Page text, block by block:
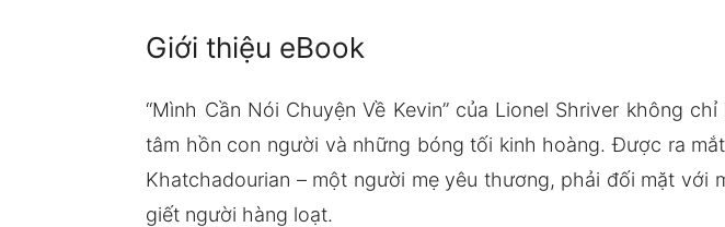
Giới thiệu eBook
“Mình Cần Nói Chuyện Về Kevin” của Lionel Shriver không
tâm hồn con người và những bóng tối kinh hoàng. Được ra
Khatchadourian – một người mẹ yêu thương, phải đối mặt
giết người hàng loạt.